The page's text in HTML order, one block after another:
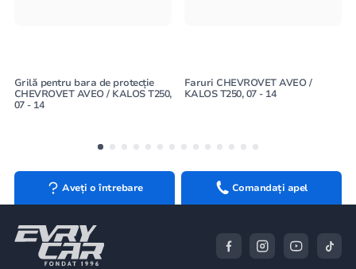
Grilă pentru bara de protecție
CHEVROVET AVEO / KALOS T250,
07 - 14
Faruri CHEVROVET AVEO /
KALOS T250, 07 - 14
Aveți o întrebare Comandați apel